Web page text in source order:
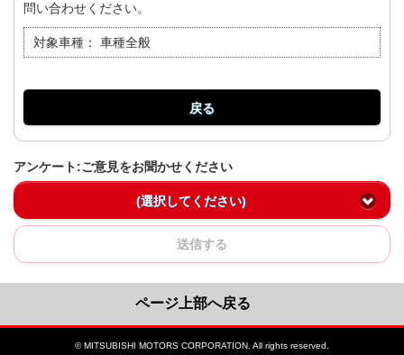
問い合わせください。
対象車種： 車種全般
戻る
アンケート:ご意見をお聞かせください
(選択してください)
送信する
ページ上部へ戻る
© MITSUBISHI MOTORS CORPORATION. All rights reserved.